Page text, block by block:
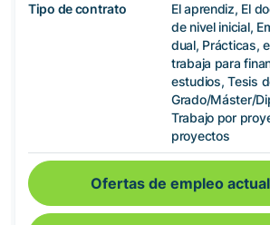
Tipo de contrato
El aprendiz, El
de nivel inicial,
dual, Prácticas,
trabaja para
estudios, Tesis
Grado/Máster/
Trabajo por
proyectos
Ofertas de empleo